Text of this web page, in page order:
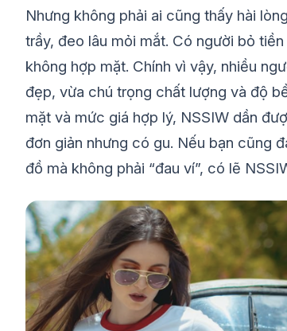
Nhưng không phải ai cũng thấy hài
trầy, đeo lâu mỏi mắt. Có người bỏ
không hợp mặt. Chính vì vậy, nhiều
đẹp, vừa chú trọng chất lượng và độ
mặt và mức giá hợp lý, NSSIW dần
đơn giản nhưng có gu. Nếu bạn cũng
đồ mà không phải “đau ví”, có lẽ